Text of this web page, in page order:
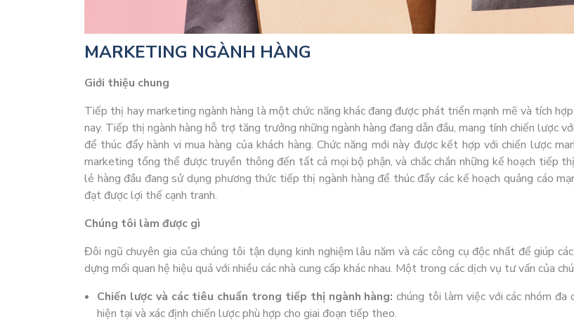
MARKETING NGÀNH HÀNG
Giới thiệu chung
Tiếp thị hay marketing ngành hàng là một chức năng khác đang được phát triển mạnh mẽ và tích
nay. Tiếp thị ngành hàng hỗ trợ tăng trưởng những ngành hàng đang dẫn đầu, mang tính chiến lược
để thúc đẩy hành vi mua hàng của khách hàng. Chức năng mới này được kết hợp với chiến lược
marketing tổng thể được truyền thông đến tất cả mọi bộ phận, và chắc chắn những kế hoạch tiếp
lẻ hàng đầu đang sử dụng phương thức tiếp thị ngành hàng để thúc đẩy các kế hoạch quảng cáo
đạt được lợi thế cạnh tranh.
Chúng tôi làm được gì
Đôi ngũ chuyên gia của chúng tôi tận dụng kinh nghiệm lâu năm và các công cụ độc nhất để giúp
dựng mối quan hệ hiệu quả với nhiều các nhà cung cấp khác nhau. Một trong các dịch vụ tư vấn của
Chiến lược và các tiêu chuẩn trong tiếp thị ngành hàng: chúng tôi làm việc với các nhóm đa
hiện tại và xác định chiến lược phù hợp cho giai đoạn tiếp theo.